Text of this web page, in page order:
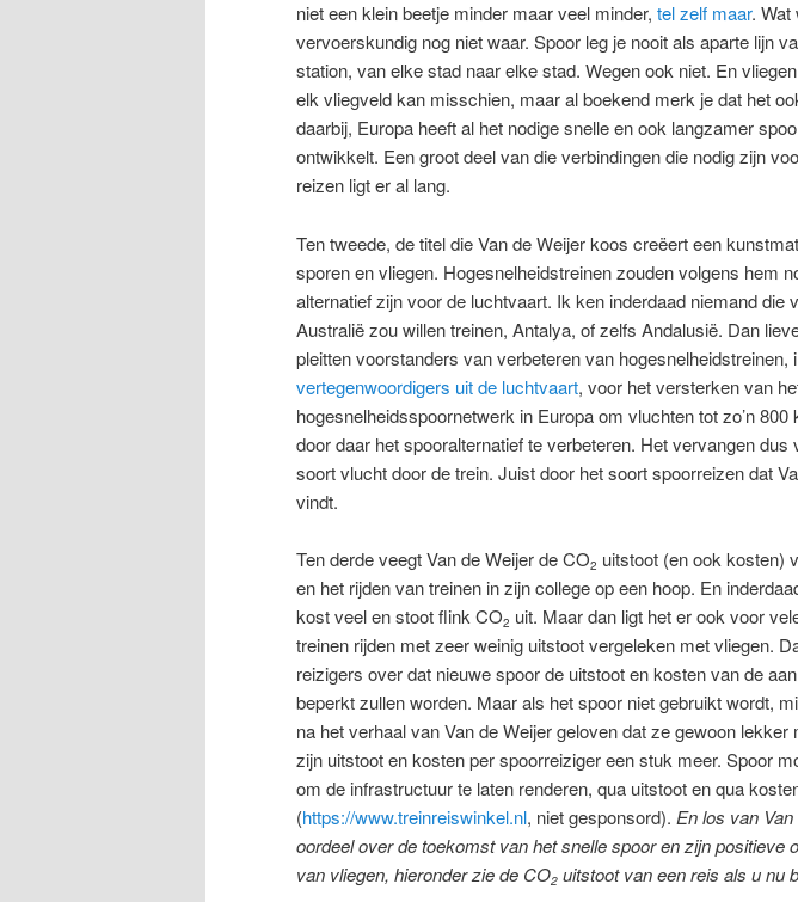
niet een klein beetje minder maar veel minder, tel zelf maar. Wat
vervoerskundig nog niet waar. Spoor leg je nooit als aparte lijn
station, van elke stad naar elke stad. Wegen ook niet. En
elk vliegveld kan misschien, maar al boekend merk je dat het
daarbij, Europa heeft al het nodige snelle en ook langzamer
ontwikkelt. Een groot deel van die verbindingen die nodig zijn
reizen ligt er al lang.
Ten tweede, de titel die Van de Weijer koos creëert een
sporen en vliegen. Hogesnelheidstreinen zouden volgens hem
alternatief zijn voor de luchtvaart. Ik ken inderdaad niemand die
Australië zou willen treinen, Antalya, of zelfs Andalusië. Dan
pleitten voorstanders van verbeteren van hogesnelheidstreinen,
vertegenwoordigers uit de luchtvaart, voor het versterken van
hogesnelheidsspoornetwerk in Europa om vluchten tot zo’n
door daar het spooralternatief te verbeteren. Het vervangen dus
soort vlucht door de trein. Juist door het soort spoorreizen dat
vindt.
Ten derde veegt Van de Weijer de CO2 uitstoot (en ook kosten)
en het rijden van treinen in zijn college op een hoop. En
kost veel en stoot flink CO2 uit. Maar dan ligt het er ook voor
treinen rijden met zeer weinig uitstoot vergeleken met vliegen.
reizigers over dat nieuwe spoor de uitstoot en kosten van de
beperkt zullen worden. Maar als het spoor niet gebruikt wordt,
na het verhaal van Van de Weijer geloven dat ze gewoon lekker
zijn uitstoot en kosten per spoorreiziger een stuk meer. Spoor
om de infrastructuur te laten renderen, qua uitstoot en qua
(https://www.treinreiswinkel.nl, niet gesponsord). En los van
oordeel over de toekomst van het snelle spoor en zijn positieve
van vliegen, hieronder zie de CO2 uitstoot van een reis als u nu